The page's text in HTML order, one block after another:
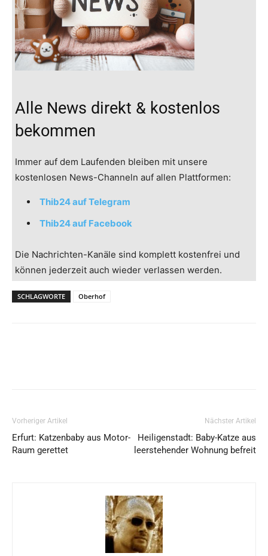
Alle News direkt & kostenlos
bekommen
Immer auf dem Laufenden bleiben mit unsere
kostenlosen News-Channeln auf allen Plattformen:
Thib24 auf Telegram
Thib24 auf Facebook
Die Nachrichten-Kanäle sind komplett kostenfrei und
können jederzeit auch wieder verlassen werden.
SCHLAGWORTE Oberhof
Vorheriger Artikel
Erfurt: Katzenbaby aus Motor-
Raum gerettet
Nächster Artikel
Heiligenstadt: Baby-Katze aus
leerstehender Wohnung befreit